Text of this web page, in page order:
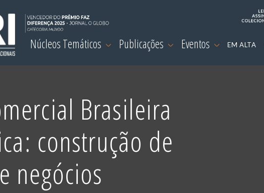
Núcleos Temáticos Publicações Eventos EM ALTA
Brasileira
construção de
negócios